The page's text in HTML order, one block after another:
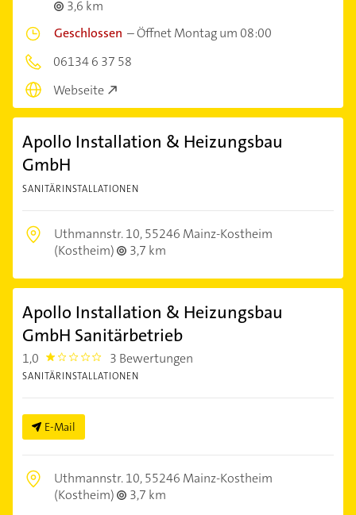
3,6 km
Geschlossen –Öffnet Montag um 08:00
06134 6 37 58
Webseite
Apollo Installation & Heizungsbau
GmbH
SANITÄRINSTALLATIONEN
Uthmannstr. 10,55246 Mainz-Kostheim
(Kostheim)
3,7 km
Apollo Installation & Heizungsbau
GmbH Sanitärbetrieb
1,0 1.0 3 Bewertungen
SANITÄRINSTALLATIONEN
E-Mail
Uthmannstr. 10,55246 Mainz-Kostheim
(Kostheim)
3,7 km